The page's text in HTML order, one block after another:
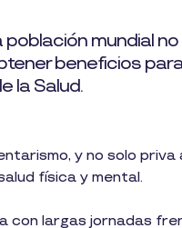
población mundial
beneficios para
la Salud.
y no solo
física y mental.
con largas jornadas